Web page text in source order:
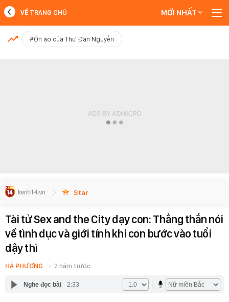
MỚI NHẤT
VỀ TRANG CHỦ MỚI NHẤT
#Ồn ào của Thư Đan Nguyễn
Star
Tài tử Sex and the City dạy con: Thẳng thắn nói
về tình dục và giới tính khi con bước vào tuổi
dậy thì
HÀ PHƯƠNG 2 năm trước
Nghe đọc bài 2:33